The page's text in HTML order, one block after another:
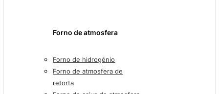
Forno de atmosfera
Forno de hidrogénio
Forno de atmosfera de
retorta